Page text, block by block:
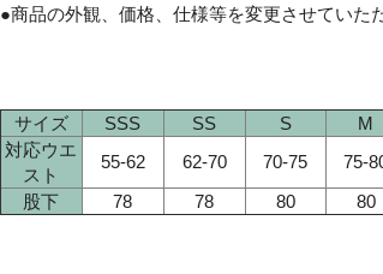
●商品の外観、価格、仕様等を変更させていた
サイズ SSS SS S M
対応ウエ
スト
55-62 62-70 70-75 75-
股下
78 78 80 80